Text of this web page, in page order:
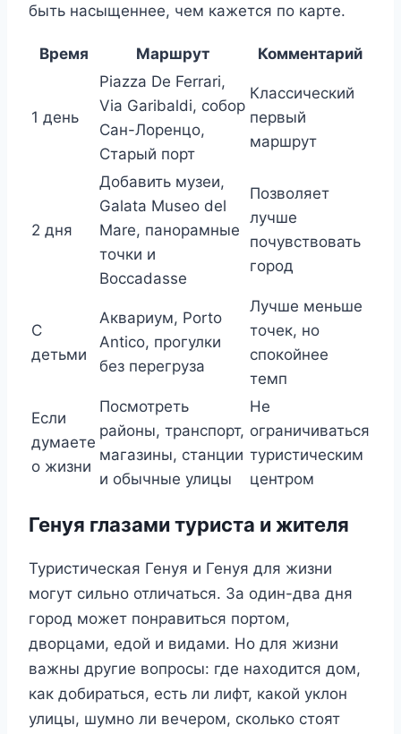
быть насыщеннее, чем кажется по карте.
Время Маршрут Комментарий
1 день
Piazza De Ferrari,
Via Garibaldi, собор
Сан-Лоренцо,
Старый порт
Классический
первый
маршрут
2 дня
Добавить музеи,
Galata Museo del
Mare, панорамные
точки и
Boccadasse
Позволяет
лучше
почувствовать
город
С
детьми
Аквариум, Porto
Antico, прогулки
без перегруза
Лучше меньше
точек, но
спокойнее
темп
Если
думаете
о жизни
Посмотреть
районы, транспорт,
магазины, станции
и обычные улицы
Не
ограничиваться
туристическим
центром
Генуя глазами туриста и жителя
Туристическая Генуя и Генуя для жизни
могут сильно отличаться. За один-два дня
город может понравиться портом,
дворцами, едой и видами. Но для жизни
важны другие вопросы: где находится дом,
как добираться, есть ли лифт, какой уклон
улицы, шумно ли вечером, сколько стоят